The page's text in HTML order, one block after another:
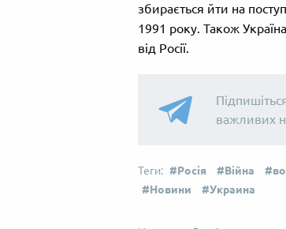
збирається йти на
1991 року. Також
від Росії.
важливих
Росія Війна
Новини
Украина